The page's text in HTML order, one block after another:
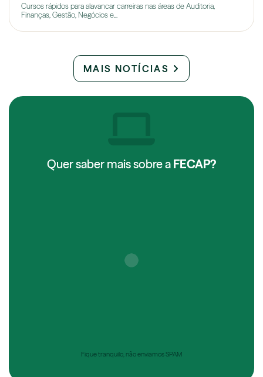
Cursos rápidos para alavancar carreiras nas áreas de Auditoria,
Finanças, Gestão, Negócios e...
MAIS NOTÍCIAS
Quer saber mais sobre a FECAP?
Fique tranquilo, não enviamos SPAM